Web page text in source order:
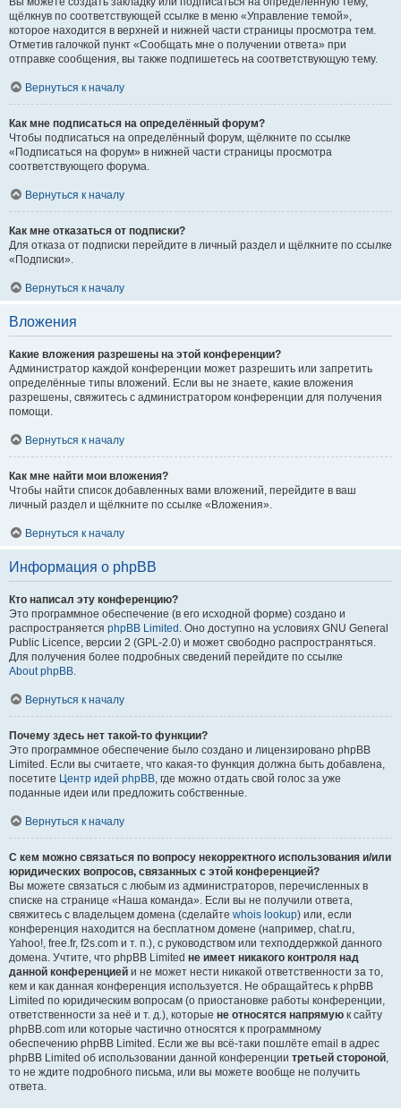
щёлкнув по соответствующей ссылке в меню «Управление темой»,
которое находится в верхней и нижней части страницы просмотра тем.
Отметив галочкой пункт «Сообщать мне о получении ответа» при
отправке сообщения, вы также подпишетесь на соответствующую тему.
Вернуться к началу
Как мне подписаться на определённый форум?
Чтобы подписаться на определённый форум, щёлкните по ссылке
«Подписаться на форум» в нижней части страницы просмотра
соответствующего форума.
Вернуться к началу
Как мне отказаться от подписки?
Для отказа от подписки перейдите в личный раздел и щёлкните по ссылке
«Подписки».
Вернуться к началу
Вложения
Какие вложения разрешены на этой конференции?
Администратор каждой конференции может разрешить или запретить
определённые типы вложений. Если вы не знаете, какие вложения
разрешены, свяжитесь с администратором конференции для получения
помощи.
Вернуться к началу
Как мне найти мои вложения?
Чтобы найти список добавленных вами вложений, перейдите в ваш
личный раздел и щёлкните по ссылке «Вложения».
Вернуться к началу
Информация о phpBB
Кто написал эту конференцию?
Это программное обеспечение (в его исходной форме) создано и
распространяется phpBB Limited . Оно доступно на условиях GNU General
Public Licence, версии 2 (GPL-2.0) и может свободно распространяться.
Для получения более подробных сведений перейдите по ссылке
About phpBB.
Вернуться к началу
Почему здесь нет такой-то функции?
Это программное обеспечение было создано и лицензировано phpBB
Limited. Если вы считаете, что какая-то функция должна быть добавлена,
посетите Центр идей phpBB, где можно отдать свой голос за уже
поданные идеи или предложить собственные.
Вернуться к началу
С кем можно связаться по вопросу некорректного использования и/или
юридических вопросов, связанных с этой конференцией?
Вы можете связаться с любым из администраторов, перечисленных в
списке на странице «Наша команда». Если вы не получили ответа,
свяжитесь с владельцем домена (сделайте whois lookup) или, если
конференция находится на бесплатном домене (например, chat.ru,
Yahoo!, free.fr, f2s.com и т. п.), с руководством или техподдержкой данного
домена. Учтите, что phpBB Limited не имеет никакого контроля над
данной конференцией и не может нести никакой ответственности за то,
кем и как данная конференция используется. Не обращайтесь к phpBB
Limited по юридическим вопросам (о приостановке работы конференции,
ответственности за неё и т. д.), которые не относятся напрямую к сайту
phpBB.com или которые частично относятся к программному
обеспечению phpBB Limited. Если же вы всё-таки пошлёте email в адрес
phpBB Limited об использовании данной конференции третьей стороной,
то не ждите подробного письма, или вы можете вообще не получить
ответа.